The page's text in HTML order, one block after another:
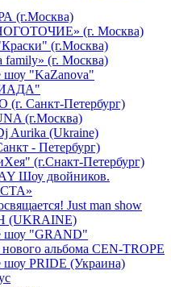
(г.Москва)
(г. Москва)
(г.Москва)
family» (г. Москва)
шоу "KaZanova"
Санкт-Петербург)
(г.Москва)
Aurika (Ukraine)
- Петербург)
(г.Снакт-Петербург)
Шоу двойников.
Just man show
(UKRAINE)
шоу "GRAND"
альбома CEN-TROPE
шоу PRIDE (Украина)